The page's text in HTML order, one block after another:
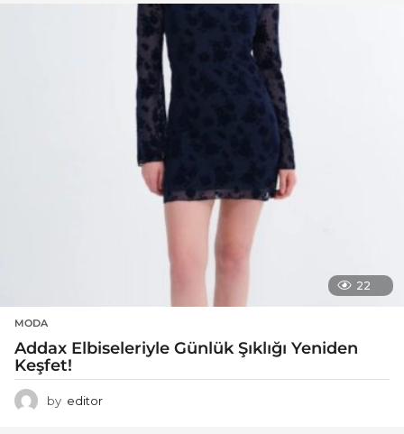
22
MODA
Addax Elbiseleriyle Günlük Şıklığı Yeniden
Keşfet!
by editor